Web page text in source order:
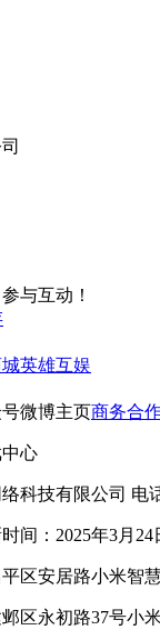
与互动！
英雄互娱
微博主页商务合
心
科技有限公司 电
间：2025年3月24
区安居路小米智
区永初路37号小